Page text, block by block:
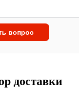
вопрос
доставки